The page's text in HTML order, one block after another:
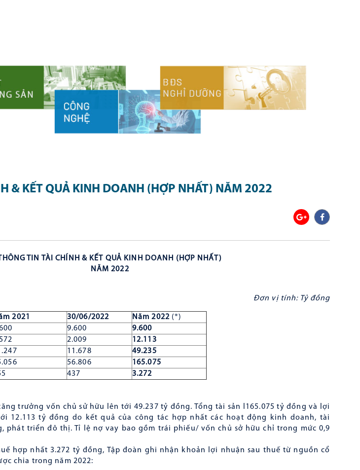
GIỚI THIỆU
TIN TỨC
& KẾT QUẢ KINH DOANH (HỢP NHẤT) NĂM 2022
TIN TÀI CHÍNH & KẾT QUẢ KINH DOANH (HỢP NHẤT)
NĂM 2022
Đơn vị tính: Tỷđồng
2021 30/06/2022 Năm2022 (*)
9.600
9.600
2.009 12.113
11.678 49.235
56.806 165.075
437 3.272
trưởng vốn chủ sử hữu lên tới 49.237 tỷ đồng. Tổng tài sản l165.075 tỷ đồng và lợi
12.113 tỷ đồng do kết quả của công tác hợp nhất các hoạt động kinh doanh, tài
phát triển đô thị. Tỉ lệ nợ vay bao gồm trái phiếu/ vốn chủ sở hữu chỉ trong mức 0,9
hợp nhất 3.272 tỷ đồng, Tập đoàn ghi nhận khoản lợi nhuận sau thuế từ nguồn cổ
chia trong năm 2022: